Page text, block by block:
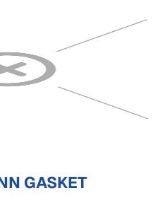
GASKET